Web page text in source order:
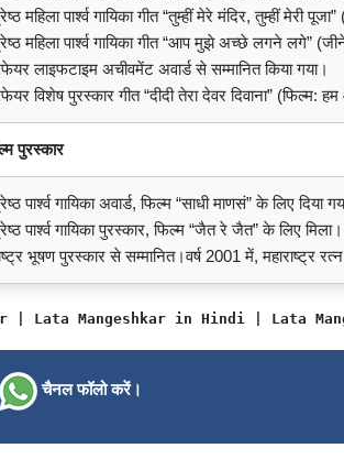
महिला पार्श्व गायिका गीत “तुम्हीं मेरे मंदिर, तुम्हीं मेरी
महिला पार्श्व गायिका गीत “आप मुझे अच्छे लगने लगे”
लाइफटाइम अचीवमेंट अवार्ड से सम्मानित किया गया।
विशेष पुरस्कार गीत “दीदी तेरा देवर दिवाना” (फिल्म:
पुरस्कार
पार्श्व गायिका अवार्ड, फिल्म “साधी माणसं” के लिए दिया
पार्श्व गायिका पुरस्कार, फिल्म “जैत रे जैत” के लिए मिला।
भूषण पुरस्कार से सम्मानित।वर्ष 2001 में, महाराष्ट्र
| Lata Mangeshkar in Hindi | Lata
चैनल फॉलो करें।